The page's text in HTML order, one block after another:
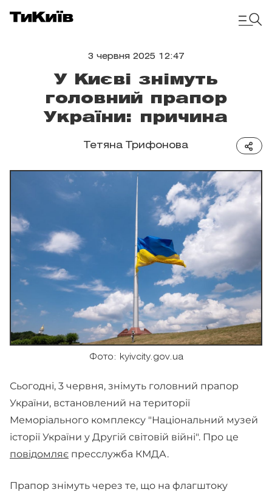
3 червня 2025 12:47
У Києві знімуть
головний прапор
України: причина
Тетяна Трифонова
Фото: kyivcity.gov.ua
Сьогодні, 3 червня, знімуть головний прапор
України, встановлений на території
Меморіального комплексу "Національний музей
історії України у Другій світовій війні". Про це
повідомляє пресслужба КМДА.
Прапор знімуть через те, що на флагштоку